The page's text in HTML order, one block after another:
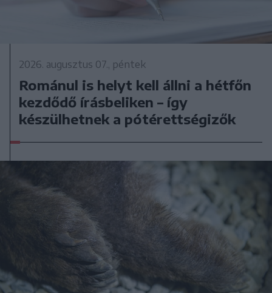
2026. augusztus 07., péntek
Románul is helyt kell állni a hétfőn
kezdődő írásbeliken – így
készülhetnek a pótérettségizők